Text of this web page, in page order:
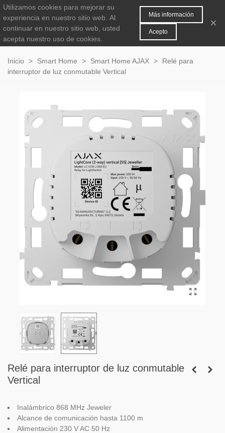
0
Inicio > Smart Home > Smart Home AJAX >
Relé para
interruptor de luz conmutable Vertical
Relé para interruptor de luz conmutable
Vertical
Inalámbrico 868 MHz Jeweler
Alcance de comunicación hasta 1100 m
Alimentación 230 V AC 50 Hz
Utilizamos cookies para mejorar su
experiencia en nuestro sitio web. Al
continuar en nuestro sitio web, usted
acepta nuestro uso de cookies.
Más información
Acepto
×